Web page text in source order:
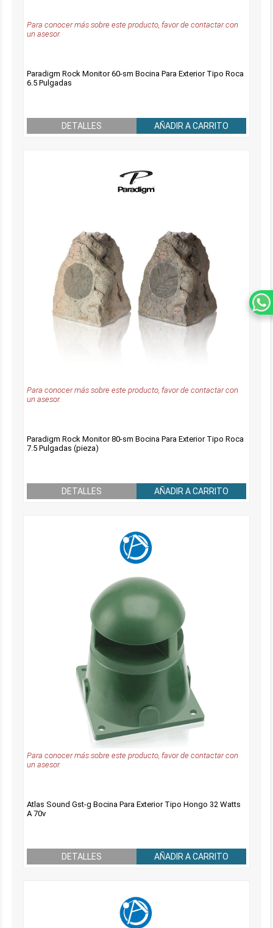
Para conocer más sobre este producto, favor de contactar con
un asesor.
Paradigm Rock Monitor 60-sm Bocina Para Exterior Tipo Roca
6.5 Pulgadas
DETALLES AÑADIR A CARRITO
Para conocer más sobre este producto, favor de contactar con
un asesor.
Paradigm Rock Monitor 80-sm Bocina Para Exterior Tipo Roca
7.5 Pulgadas (pieza)
DETALLES AÑADIR A CARRITO
Para conocer más sobre este producto, favor de contactar con
un asesor.
Atlas Sound Gst-g Bocina Para Exterior Tipo Hongo 32 Watts
A 70v
DETALLES AÑADIR A CARRITO